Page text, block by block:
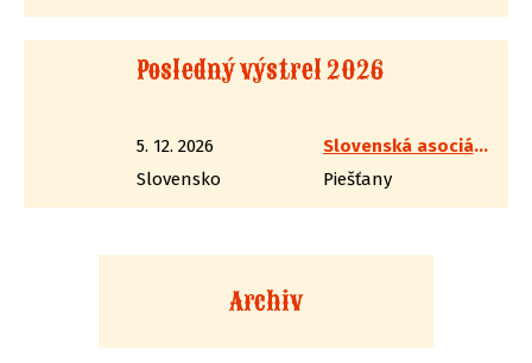
Posledný výstrel 2026
5. 12. 2026
Slovenská asociácia westernovej streľby
Slovensko
Piešťany
Archiv